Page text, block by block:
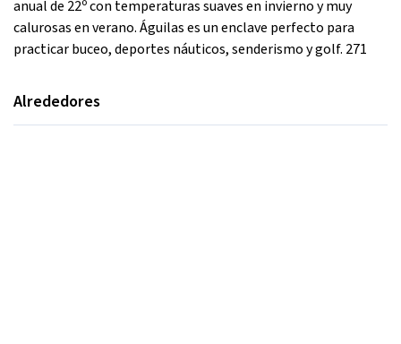
anual de 22º con temperaturas suaves en invierno y muy
calurosas en verano. Águilas es un enclave perfecto para
practicar buceo, deportes náuticos, senderismo y golf. 271
Alrededores